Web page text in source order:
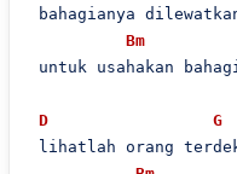
bahagianya
Bm
untuk usahakan
D
G
lihatlah orang